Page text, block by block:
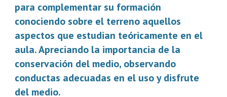
para complementar su formación
conociendo sobre el terreno aquellos
aspectos que estudian teóricamente en el
aula. Apreciando la importancia de la
conservación del medio, observando
conductas adecuadas en el uso y disfrute
del medio.